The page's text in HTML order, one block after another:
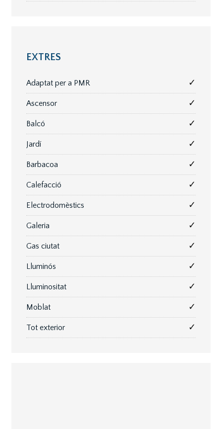
EXTRES
Adaptat per a PMR ✓
Ascensor ✓
Balcó ✓
Jardí ✓
Barbacoa ✓
Calefacció ✓
Electrodomèstics ✓
Galeria ✓
Gas ciutat ✓
Lluminós ✓
Lluminositat ✓
Moblat ✓
Tot exterior ✓